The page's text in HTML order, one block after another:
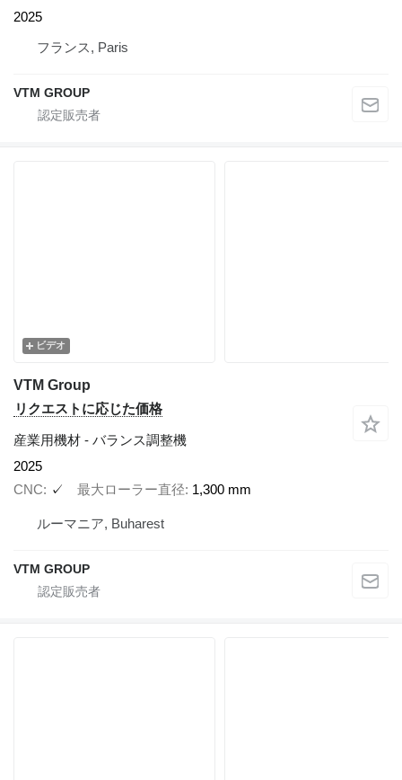
2025
フランス, Paris
VTM GROUP
ビデオ
VTM Group
リクエストに応じた価格
産業用機材 - バランス調整機
2025
CNC
✓ 最大ローラー直径 1,300 mm
ルーマニア, Buharest
VTM GROUP